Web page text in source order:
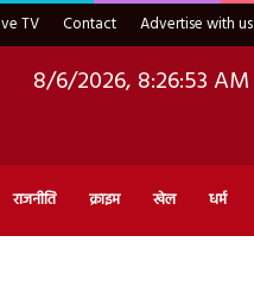
TV Contact Advertise with us
8/6/2026, 8:26:54 AM
राजनीति क्राइम खेल धर्म